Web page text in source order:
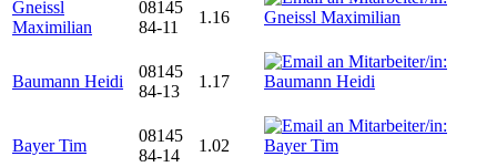
Gneissl
Maximilian
08145
84-11
1.16
Baumann Heidi
08145
84-13
1.17
Bayer Tim
08145
84-14
1.02